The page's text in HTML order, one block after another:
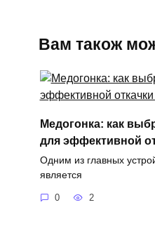
Вам також
Медогонка: как
для эффективной
Одним из главных
является
0 2